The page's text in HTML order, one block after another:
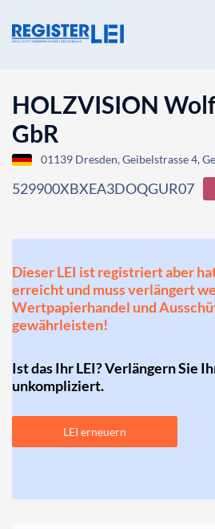
HOLZVISION
GbR
01139 Dresden, Geibelstrasse 4,
529900XBXEA3DOQGUR07
Dieser LEI ist registriert aber
erreicht und muss verlängert
Wertpapierhandel und
gewährleisten!
Ist das Ihr LEI? Verlängern Sie
unkompliziert.
LEI erneuern